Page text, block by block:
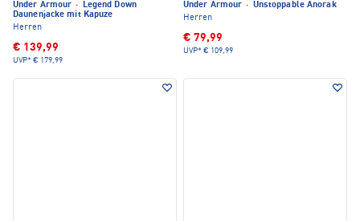
Under Armour ·
Legend Down
Daunenjacke mit Kapuze
Herren
€ 139,99
UVP* € 179,99
Under Armour · Unstoppable Anorak
Herren
€ 79,99
UVP* € 109,99